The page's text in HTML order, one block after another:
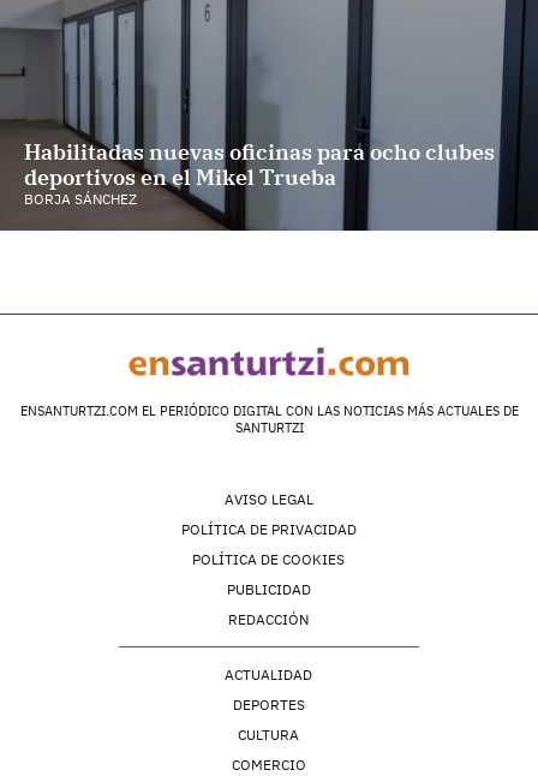
Habilitadas nuevas oficinas para ocho clubes
deportivos en el Mikel Trueba
BORJA SÁNCHEZ
ENSANTURTZI.COM EL PERIÓDICO DIGITAL CON LAS NOTICIAS MÁS ACTUALES DE
SANTURTZI
AVISO LEGAL
POLÍTICA DE PRIVACIDAD
POLÍTICA DE COOKIES
PUBLICIDAD
REDACCIÓN
ACTUALIDAD
DEPORTES
CULTURA
COMERCIO